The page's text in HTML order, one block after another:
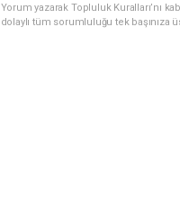
Yorum yazarak Topluluk Kuralları’nı
dolaylı tüm sorumluluğu tek